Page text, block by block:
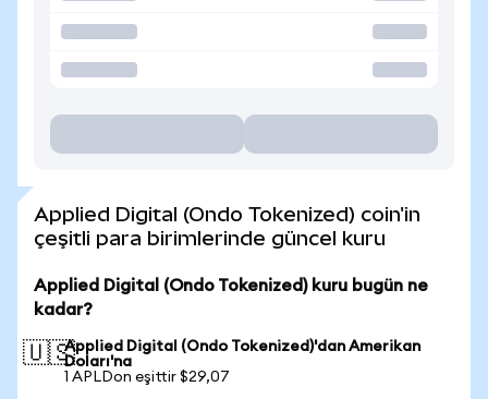
Applied Digital (Ondo Tokenized) coin'in
çeşitli para birimlerinde güncel kuru
Applied Digital (Ondo Tokenized) kuru bugün ne
kadar?
🇺🇸Applied Digital (Ondo Tokenized)'dan Amerikan
Doları'na
1 APLDon eşittir $29,07